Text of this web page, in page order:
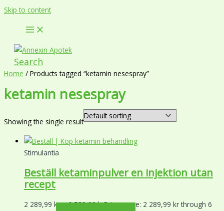
Skip to content
Search
Home / Products tagged “ketamin nesespray”
ketamin nesespray
Showing the single result
Stimulantia
Beställ ketaminpulver en injektion utan
recept
2 289,99 kr – 6 589,99krPrice range: 2 289,99 kr through 6